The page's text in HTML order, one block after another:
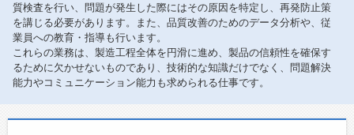
質検査を行い、問題が発生した際にはその原因を特定し、再発防止策
を講じる必要があります。また、品質改善のためのデータ分析や、従
業員への教育・指導も行います。
これらの業務は、製造工程全体を円滑に進め、製品の信頼性を確保す
るために欠かせないものであり、技術的な知識だけでなく、問題解決
能力やコミュニケーション能力も求められる仕事です。